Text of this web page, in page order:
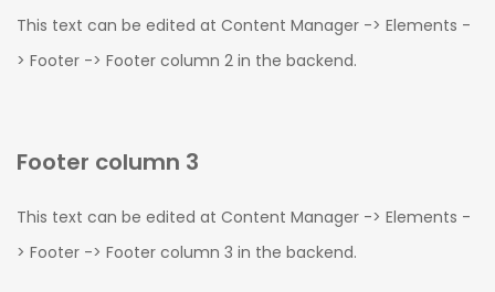
This text can be edited at Content Manager -> Elements -
> Footer -> Footer column 2 in the backend.
Footer column 3
This text can be edited at Content Manager -> Elements -
> Footer -> Footer column 3 in the backend.